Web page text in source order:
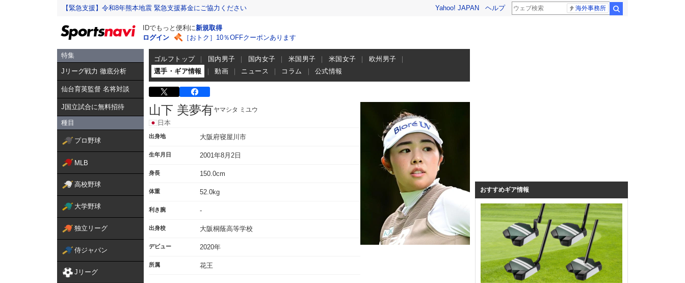
【緊急支援】令和8年熊本地震 緊急支援募金にご協力ください Yahoo! JAPAN ヘルプ 海外事務所
IDでもっと便利に新規取得
ログイン
［おトク］10％OFFクーポンあります
特集
Jリーグ戦力 徹底分析
仙台育英監督 名将対談
J国立試合に無料招待
種目
プロ野球
MLB
高校野球
大学野球
独立リーグ
侍ジャパン
Jリーグ
ゴルフトップ 国内男子 国内女子 米国男子 米国女子
欧州男子
選手・ギア情報
動画 ニュース コラム 公式情報
山下 美夢有ヤマシタ ミユウ
日本
出身地 大阪府寝屋川市
生年月日 2001年8月2日
身長 150.0cm
体重 52.0kg
利き腕 -
出身校 大阪桐蔭高等学校
デビュー 2020年
所属 花王
おすすめギア情報